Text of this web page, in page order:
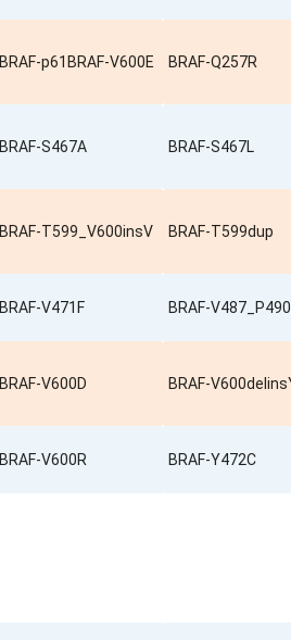
BRAF-p61BRAF-V600E BRAF-Q257R
BRAF-S467A BRAF-S467L
BRAF-T599_V600insV BRAF-T599dup
BRAF-V471F BRAF-
BRAF-V600D BRAF-
BRAF-V600R BRAF-Y472C